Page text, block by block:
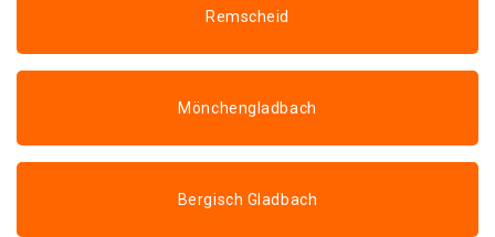
Remscheid
Mönchengladbach
Bergisch Gladbach